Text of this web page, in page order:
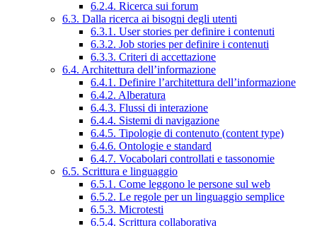
6.2.4. Ricerca sui forum
6.3. Dalla ricerca ai bisogni degli utenti
6.3.1. User stories per definire i contenuti
6.3.2. Job stories per definire i contenuti
6.3.3. Criteri di accettazione
6.4. Architettura dell’informazione
6.4.1. Definire l’architettura dell’informazione
6.4.2. Alberatura
6.4.3. Flussi di interazione
6.4.4. Sistemi di navigazione
6.4.5. Tipologie di contenuto (content type)
6.4.6. Ontologie e standard
6.4.7. Vocabolari controllati e tassonomie
6.5. Scrittura e linguaggio
6.5.1. Come leggono le persone sul web
6.5.2. Le regole per un linguaggio semplice
6.5.3. Microtesti
6.5.4. Scrittura collaborativa